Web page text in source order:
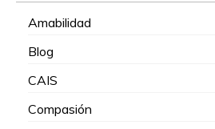
Amabilidad
Blog
CAIS
Compasión